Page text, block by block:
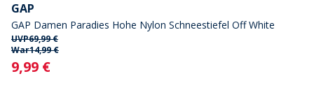
GAP
GAP Damen Paradies Hohe Nylon Schneestiefel Off White
UVP69,99 €
War14,99 €
Current
9,99 €